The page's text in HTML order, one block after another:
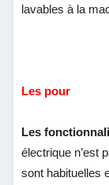
lavables à la
Les pour
Les
électrique n’est
sont habituelles